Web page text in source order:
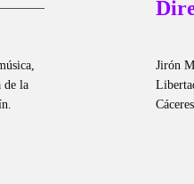
de la
Jirón